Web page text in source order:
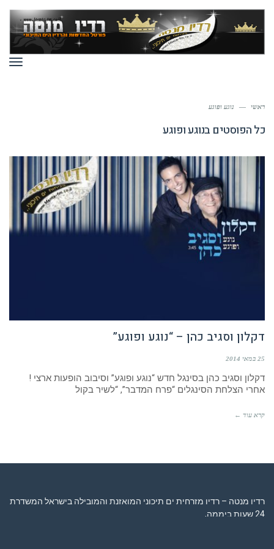
ראשי — נוגע ופוגע
כל הפוסטים בנוגע ופוגע
דקלון וסגיב כהן – “נוגע ופוגע”
25 במאי 2014
דקלון וסגיב כהן בסינגל חדש “נוגע ופוגע” וסיבוב הופעות ארצי !
אחרי הצלחת הסינגלים “פרח המדבר”, “לשיר בקול
קרא עוד ←
רדיו מנטה – רדיו מזרחית ים תיכוני המואזנת והמובילה בישראל המשדרת
24 שעות ביממה,